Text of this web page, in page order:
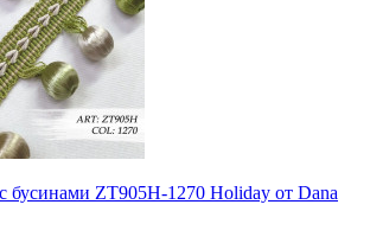
бусинами ZT905H-1270 Holiday от Dana